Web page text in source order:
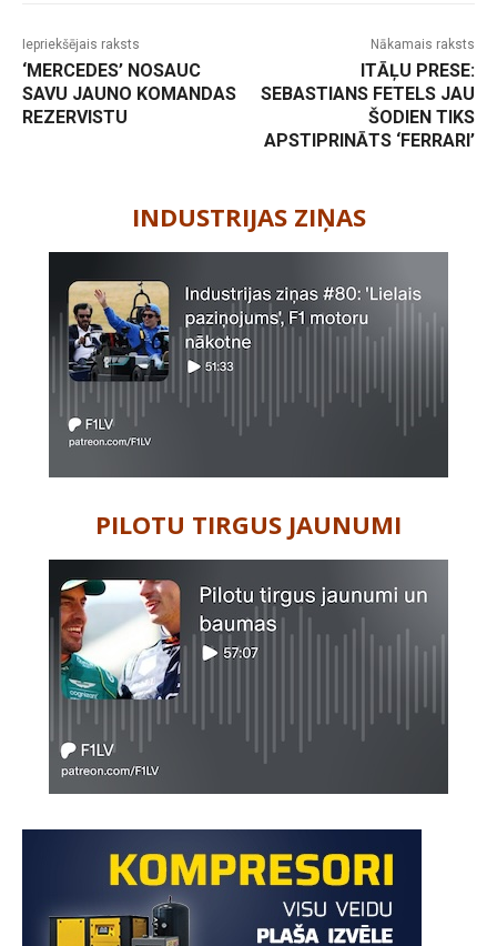
Iepriekšējais raksts
‘MERCEDES’ NOSAUC
SAVU JAUNO KOMANDAS
REZERVISTU
Nākamais raksts
ITĀĻU PRESE:
SEBASTIANS FETELS JAU
ŠODIEN TIKS
APSTIPRINĀTS ‘FERRARI’
INDUSTRIJAS ZIŅAS
PILOTU TIRGUS JAUNUMI